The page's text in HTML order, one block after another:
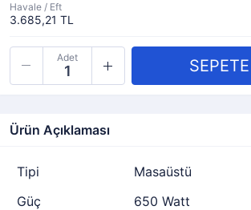
Havale / Eft
3.685,21 TL
Adet
Ürün Açıklaması
Tipi
Masaüstü
Güç
650 Watt